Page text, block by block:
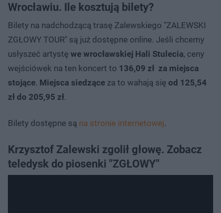
Wrocławiu. Ile kosztują bilety?
Bilety na nadchodzącą trasę Zalewskiego "ZALEWSKI
ZGŁOWY TOUR" są już dostępne online. Jeśli chcemy
usłyszeć artystę we wrocławskiej Hali Stulecia, ceny
wejściówek na ten koncert to 136,09 zł za miejsca
stojące. Miejsca siedzące za to wahają się od 125,54
zł do 205,95 zł.
Bilety dostępne są na stronie internetowej.
Krzysztof Zalewski zgolił głowę. Zobacz
teledysk do piosenki "ZGŁOWY"